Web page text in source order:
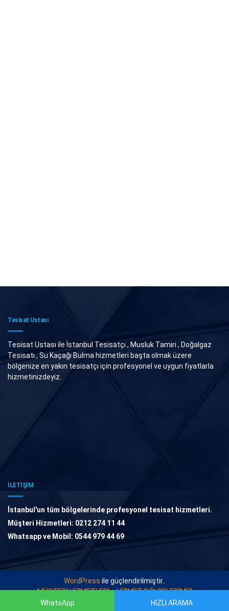
Tesisat Ustası
Tesisat Ustası ile İstanbul Tesisatçı , Musluk Tamiri , Doğalgaz
Tesisatı , Su Kaçağı Bulma hizmetleri başta olmak üzere
bölgenize en yakın tesisatçı için profesyonel ve uygun fiyatlarla
hizmetinizdeyiz.
İLETİŞİM
İstanbul'un tüm bölgelerinde profesyonel tesisat hizmetleri.
Müşteri Hizmetleri: 0212 274 11 44
Whatsapp ve Mobil: 0544 979 44 69
WordPress ile güçlendirilmiştir..
MÜŞTERİ HİZMETLERİ
HİZMET BÖLGELERİMİZ
© 2021TESİSAT USTASI . Tüm Hakları Saklıdır.
WhatsApp HIZLI ARAMA